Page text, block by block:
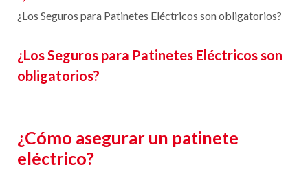
¿Los Seguros para Patinetes Eléctricos son obligatorios?
¿Los Seguros para Patinetes Eléctricos son
obligatorios?
¿Cómo asegurar un patinete
eléctrico?